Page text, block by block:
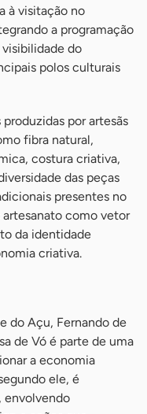
à visitação no
a programação
do
polos culturais
por artesãs
fibra natural,
costura criativa,
das peças
presentes no
como vetor
da identidade
criativa.
do Açu, Fernando de
de Vó é parte de uma
a economia
ele, é
envolvendo